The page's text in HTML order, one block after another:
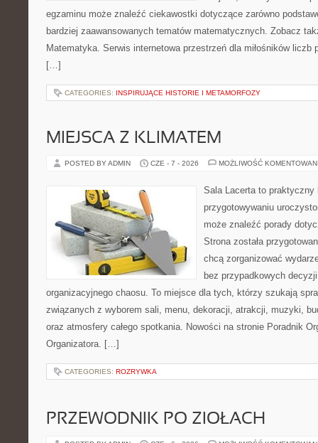
egzaminu może znaleźć ciekawostki dotyczące zarówno
bardziej zaawansowanych tematów matematycznych. Zobacz
Matematyka. Serwis internetowa przestrzeń dla miłośników liczb
[…]
CATEGORIES: INSPIRUJĄCE HISTORIE I METAMORFOZY
MIEJSCA Z KLIMATEM
POSTED BY ADMIN CZE - 7 - 2026 MOŻLIWOŚĆ
Sala Lacerta to praktyczny
przygotowywaniu
może znaleźć porady
Strona została
chcą zorganizować
bez przypadkowych
organizacyjnego chaosu. To miejsce dla tych, którzy szukają
związanych z wyborem sali, menu, dekoracji, atrakcji, muzyki,
oraz atmosfery całego spotkania. Nowości na stronie Poradnik
Organizatora. […]
CATEGORIES: ROZRYWKA
PRZEWODNIK PO ZIOŁACH